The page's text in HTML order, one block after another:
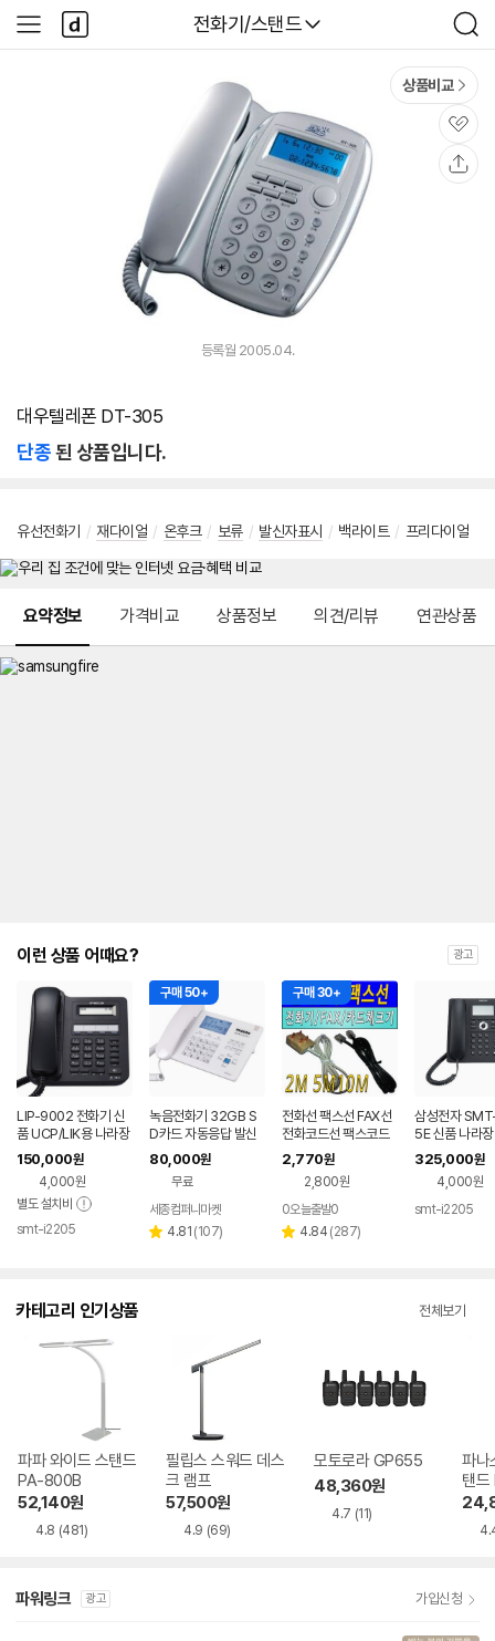
다나와
전화기/스탠드
검
색
사
이
다
나
와
상품비교
관
심
등록월 2005.04.
대우텔레폰 DT-305
단종된 상품입니다.
유선전화기 / 재다이얼 / 온후크 / 보류 / 발신자표시 / 백라이트 / 프리다이얼
요약정보 가격비교 상품정보 의견/리뷰 연관상품
이런 상품 어때요? 광고
LIP-9002 전화기 신
품 UCP/LIK용 나라장
터/학교장터 등록업체
150,000원
4,000원
별도 설치비
smt-i2205
구매 50+
녹음전화기 32GB S
D카드 자동응답 발신
자표시 자동녹음
80,000원
무료
세종컴퍼니마켓
별 4.81 리
(107)
구매 30+
전화선 팩스선 FAX선
전화코드선 팩스코드
선 2M~10M 전화기
선
2,770원
2,800원
0오늘출발0
별 4.84 리
(287)
삼성전자
5E 신품 나라
교장터 등록업
325,000원
4,000원
smt-i2205
카테고리 인기상품 전체보기
파파 와이드 스탠드
PA-800B
52,140원
4.8 (481)
필립스 스워드 데스
크 램프
57,500원
4.9 (69)
모토로라 GP655
48,360원
4.7 (11)
파나
탠
파워링크 광고 가입신청